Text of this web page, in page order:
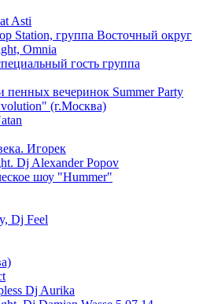
Asti
Station, группа Восточный округ
Omnia
гость группа
пенных вечеринок Summer Party
(г.Москва)
Игорек
Dj Alexander Popov
шоу "Hummer"
Dj Feel
Dj Aurika